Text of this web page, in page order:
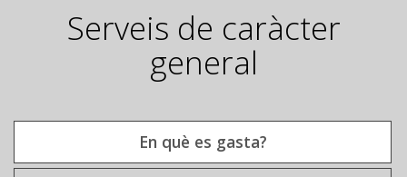
Serveis de caràcter
general
En què es gasta?